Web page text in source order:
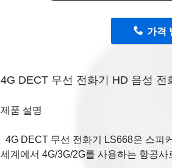
가격
4G DECT 무선 전화기 HD 음성 전
제품 설명
4G DECT 무선 전화기 LS668은 스피
세계에서 4G/3G/2G를 사용하는 항공